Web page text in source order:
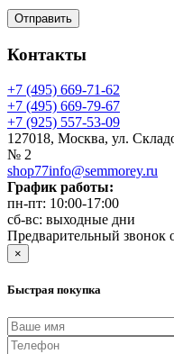
Контакты
+7 (495) 669-71-62
+7 (495) 669-79-67
+7 (925) 557-53-09
127018, Москва, ул.
№ 2
shop77info@semmorey.ru
График работы:
пн-пт: 10:00-17:00
сб-вс: выходные дни
Предварительный звонок
×
Быстрая покупка